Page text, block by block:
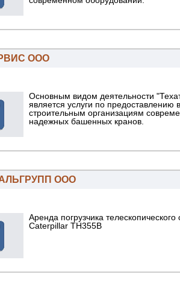
ООО
Основным видом деятельности
является услуги по предоставлению
строительным организациям
надежных башенных кранов.
ООО
Аренда погрузчика
Caterpillar TH355B